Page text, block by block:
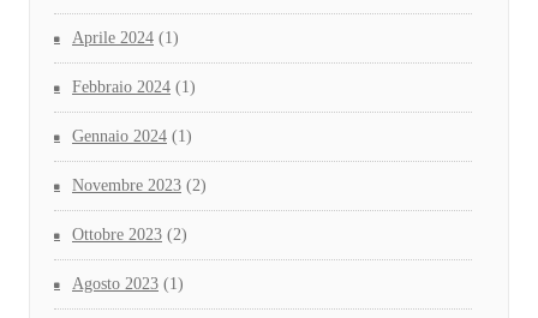
Aprile 2024 (1)
Febbraio 2024 (1)
Gennaio 2024 (1)
Novembre 2023 (2)
Ottobre 2023 (2)
Agosto 2023 (1)